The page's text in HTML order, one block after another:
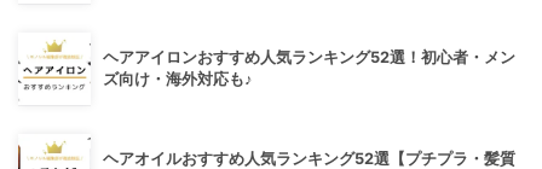
ヘアアイロンおすすめ人気ランキング52選！初心者・メン
ズ向け・海外対応も♪
ヘアオイルおすすめ人気ランキング52選【プチプラ・髪質